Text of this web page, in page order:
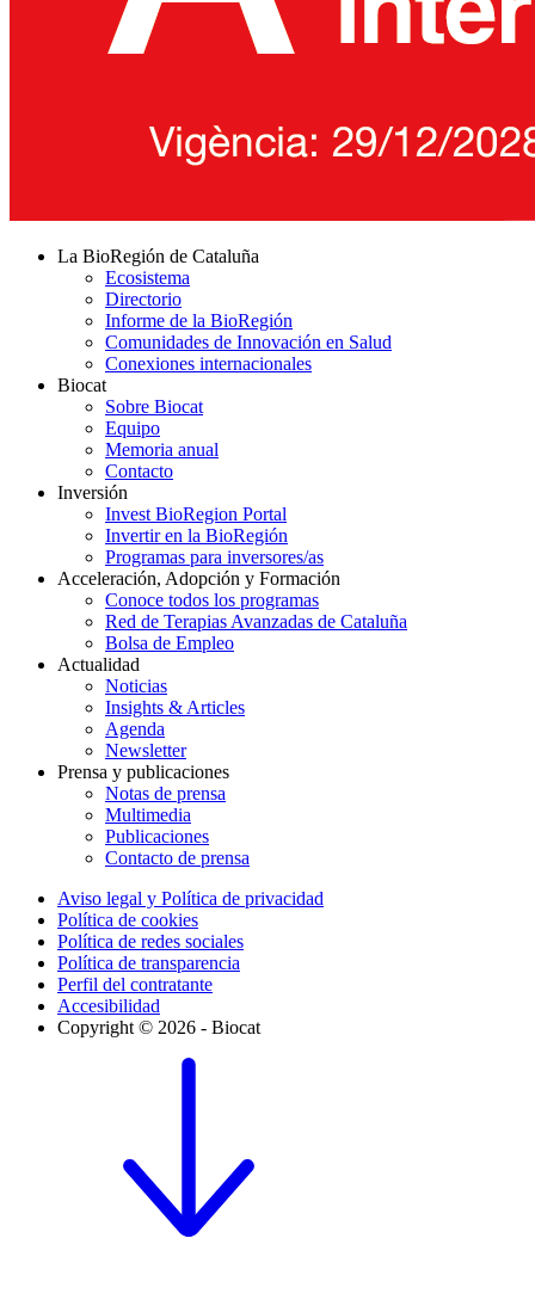
La BioRegión de Cataluña
Ecosistema
Directorio
Informe de la BioRegión
Comunidades de Innovación en Salud
Conexiones internacionales
Biocat
Sobre Biocat
Equipo
Memoria anual
Contacto
Inversión
Invest BioRegion Portal
Invertir en la BioRegión
Programas para inversores/as
Acceleración, Adopción y Formación
Conoce todos los programas
Red de Terapias Avanzadas de Cataluña
Bolsa de Empleo
Actualidad
Noticias
Insights & Articles
Agenda
Newsletter
Prensa y publicaciones
Notas de prensa
Multimedia
Publicaciones
Contacto de prensa
Aviso legal y Política de privacidad
Política de cookies
Política de redes sociales
Política de transparencia
Perfil del contratante
Accesibilidad
Copyright © 2026 - Biocat